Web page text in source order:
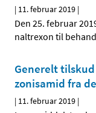
| 11. februar 2019 |
Den 25. februar
naltrexon til
Generelt
zonisamid fra
| 11. februar 2019 |